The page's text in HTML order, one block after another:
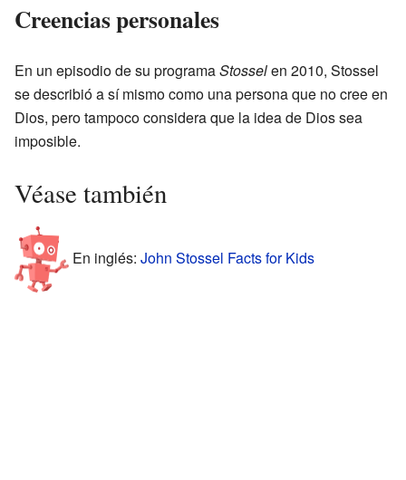
Creencias personales
En un episodio de su programaStosselen 2010, Stossel
se describió a sí mismo como una persona que no cree en
Dios, pero tampoco considera que la idea de Dios sea
imposible.
Véase también
En inglés: John Stossel Facts for Kids